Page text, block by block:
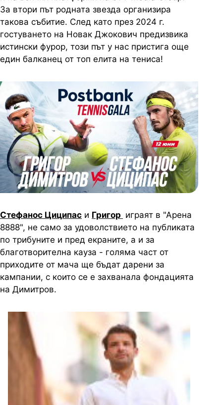
За втори път родната звезда организира
такова събитие. След като през 2024 г.
гостуването на Новак Джокович предизвика
истински фурор, този път у нас пристига още
един балканец от топ елита на тениса!
Стефанос Циципас и Григор играят в "Арена
8888", не само за удоволствието на публиката
по трибуните и пред екраните, а и за
благотворителна кауза - голяма част от
приходите от мача ще бъдат дарени за
кампании, с които се е захванала фондацията
на Димитров.